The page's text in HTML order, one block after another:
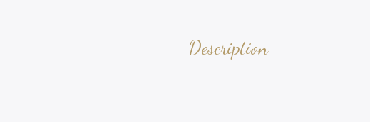
Description